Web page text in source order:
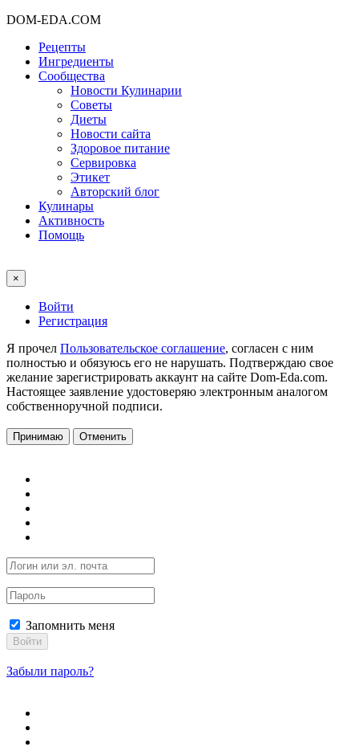
DOM-EDA.COM
Рецепты
Ингредиенты
Сообщества
Новости Кулинарии
Советы
Диеты
Новости сайта
Здоровое питание
Сервировка
Этикет
Авторский блог
Кулинары
Активность
Помощь
×
Войти
Регистрация
Я прочел Пользовательское соглашение, согласен с ним
полностью и обязуюсь его не нарушать. Подтверждаю свое
желание зарегистрировать аккаунт на сайте Dom-Eda.com.
Настоящее заявление удостоверяю электронным аналогом
собственноручной подписи.
Принимаю Отменить
Запомнить меня
Войти
Забыли пароль?